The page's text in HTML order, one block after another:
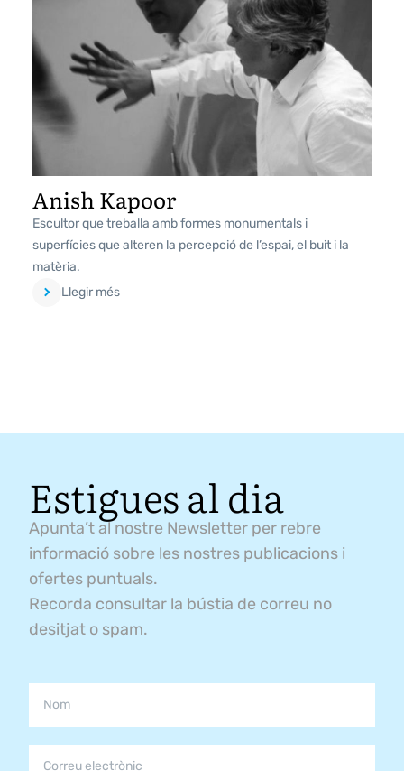
Anish Kapoor
Escultor que treballa amb formes monumentals i
superfícies que alteren la percepció de l’espai, el buit i la
matèria.
Llegir més
Estigues al dia
Apunta’t al nostre Newsletter per rebre
informació sobre les nostres publicacions i
ofertes puntuals.
Recorda consultar la bústia de correu no
desitjat o spam.